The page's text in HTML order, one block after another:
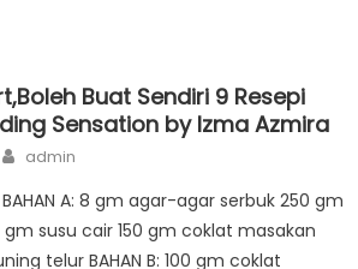
Buat Sendiri 9 Resepi
Sensation by Izma Azmira
Author
admin
BAHAN A: 8 gm agar-agar serbuk 250 gm
susu cair 150 gm coklat masakan
telur BAHAN B: 100 gm coklat